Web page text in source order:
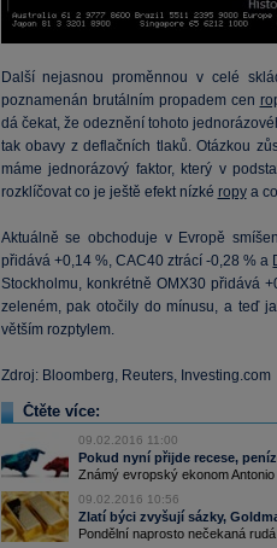
Další nejasnou proměnnou v celé
poznamenán brutálním propadem cen
dá čekat, že odeznění tohoto
tak obavy z deflačních tlaků. Otázkou
máme jednorázový faktor, který v
rozklíčovat co je ještě efekt nízké ropya
Aktuálně se obchoduje v Evropě
přidává +0,14 %, CAC40 ztrácí -0,28 % a
Stockholmu, konkrétně OMX30 přidává
zeleném, pak otočily do mínusu, a teď
větším rozptylem.
Zdroj: Bloomberg, Reuters, Investing.com
Čtěte více:
09.02.2016 11:00
Pokud nyní přijde recese,
Známý evropský ekonom Antonio
09.02.2016 10:56
Zlatí býci zvyšují sázky,
Pondělní naprosto nečekaná